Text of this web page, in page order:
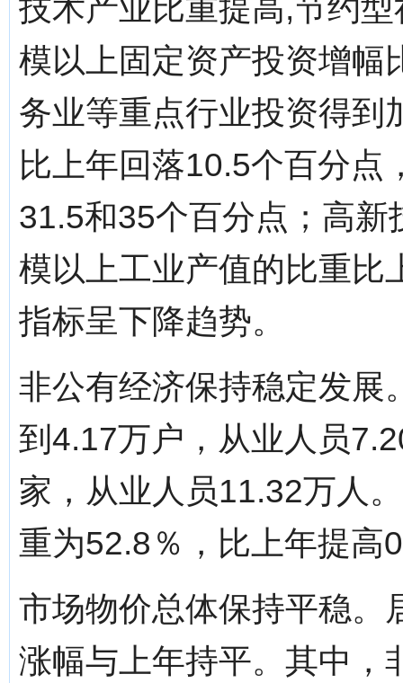
技术产业比重提高,节约
模以上固定资产投资增幅
务业等重点行业投资得到
比上年回落10.5个百分点
31.5和35个百分点；高
模以上工业产值的比重比
指标呈下降趋势。
非公有经济保持稳定发展
到4.17万户，从业人员
家，从业人员11.32万人
重为52.8％，比上年提高
市场物价总体保持平稳。
涨幅与上年持平。其中，